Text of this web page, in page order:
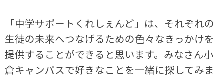
「中学サポートくれしぇんど」は、それぞれの
生徒の未来へつなげるための色々なきっかけを
提供することができると思います。みなさん小
倉キャンパスで好きなことを一緒に探してみま